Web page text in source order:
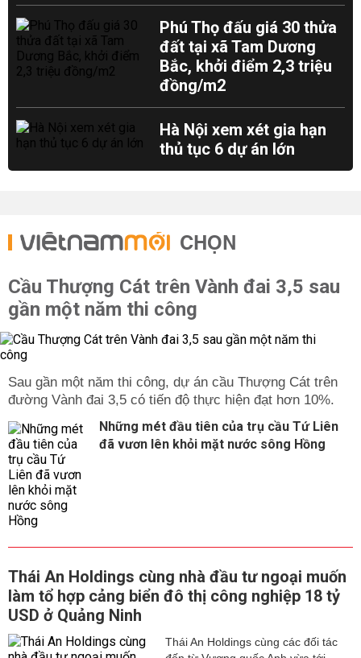
Phú Thọ đấu giá 30 thửa
đất tại xã Tam Dương
Bắc, khởi điểm 2,3 triệu
đồng/m2
Hà Nội xem xét gia hạn
thủ tục 6 dự án lớn
CHỌN
Cầu Thượng Cát trên Vành đai 3,5 sau
gần một năm thi công
Sau gần một năm thi công, dự án cầu Thượng Cát trên
đường Vành đai 3,5 có tiến độ thực hiện đạt hơn 10%.
Những mét đầu tiên của trụ cầu Tứ Liên
đã vươn lên khỏi mặt nước sông Hồng
Thái An Holdings cùng nhà đầu tư ngoại muốn
làm tổ hợp cảng biển đô thị công nghiệp 18 tỷ
USD ở Quảng Ninh
Thái An Holdings cùng các đối tác